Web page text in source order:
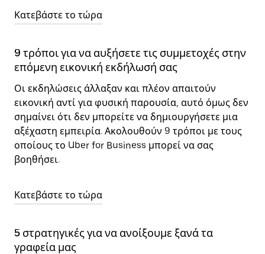
Κατεβάστε το τώρα
9 τρόποι για να αυξήσετε τις συμμετοχές στην
επόμενη εικονική εκδήλωσή σας
Οι εκδηλώσεις άλλαξαν και πλέον απαιτούν
εικονική αντί για φυσική παρουσία, αυτό όμως δεν
σημαίνει ότι δεν μπορείτε να δημιουργήσετε μια
αξέχαστη εμπειρία. Ακολουθούν 9 τρόποι με τους
οποίους το Uber for Business μπορεί να σας
βοηθήσει.
Κατεβάστε το τώρα
5 στρατηγικές για να ανοίξουμε ξανά τα
γραφεία μας